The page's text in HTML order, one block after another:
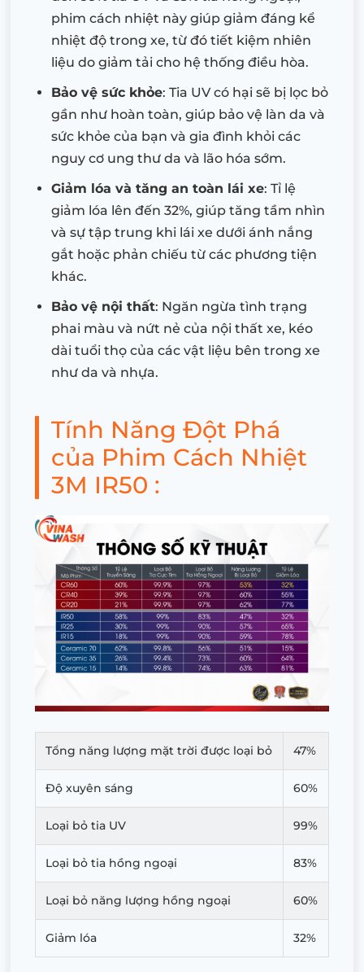
phim cách nhiệt này giúp giảm đáng kể
nhiệt độ trong xe, từ đó tiết kiệm nhiên
liệu do giảm tải cho hệ thống điều hòa.
Bảo vệ sức khỏe: Tia UV có hại sẽ bị lọc bỏ
gần như hoàn toàn, giúp bảo vệ làn da và
sức khỏe của bạn và gia đình khỏi các
nguy cơ ung thư da và lão hóa sớm.
Giảm lóa và tăng an toàn lái xe: Tỉ lệ
giảm lóa lên đến 32%, giúp tăng tầm nhìn
và sự tập trung khi lái xe dưới ánh nắng
gắt hoặc phản chiếu từ các phương tiện
khác.
Bảo vệ nội thất: Ngăn ngừa tình trạng
phai màu và nứt nẻ của nội thất xe, kéo
dài tuổi thọ của các vật liệu bên trong xe
như da và nhựa.
Tính Năng Đột Phá
của Phim Cách Nhiệt
3M IR50 :
Tổng năng lượng mặt trời được loại bỏ 47%
Độ xuyên sáng 60%
Loại bỏ tia UV 99%
Loại bỏ tia hồng ngoại 83%
Loại bỏ năng lượng hồng ngoại 60%
Giảm lóa 32%